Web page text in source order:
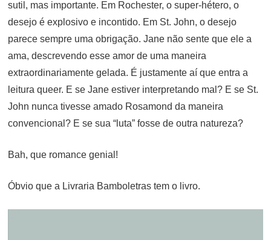
sutil, mas importante. Em Rochester, o super-hétero, o
desejo é explosivo e incontido. Em St. John, o desejo
parece sempre uma obrigação. Jane não sente que ele a
ama, descrevendo esse amor de uma maneira
extraordinariamente gelada. É justamente aí que entra a
leitura queer. E se Jane estiver interpretando mal? E se St.
John nunca tivesse amado Rosamond da maneira
convencional? E se sua “luta” fosse de outra natureza?
Bah, que romance genial!
Óbvio que a Livraria Bamboletras tem o livro.